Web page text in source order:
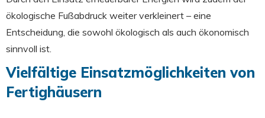
ökologische Fußabdruck weiter verkleinert – eine
Entscheidung, die sowohl ökologisch als auch ökonomisch
sinnvoll ist.
Vielfältige Einsatzmöglichkeiten von
Fertighäusern